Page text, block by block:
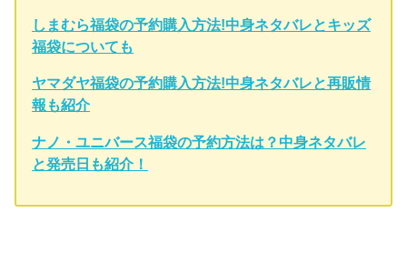
しまむら福袋の予約購入方法!中身ネタバレとキッズ
福袋についても
ヤマダヤ福袋の予約購入方法!中身ネタバレと再販情
報も紹介
ナノ・ユニバース福袋の予約方法は？中身ネタバレ
と発売日も紹介！